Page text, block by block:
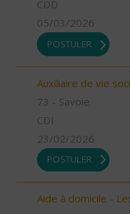
CDD
05/03/2026
POSTULER
Auxiliaire de vie
73 - Savoie
CDI
23/02/2026
POSTULER
Aide à domicile -